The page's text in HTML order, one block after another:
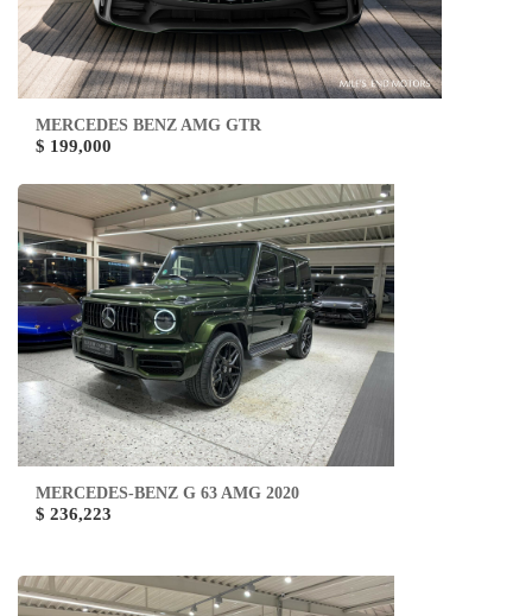
MERCEDES BENZ AMG GTR
$ 199,000
MERCEDES-BENZ G 63 AMG 2020
$ 236,223